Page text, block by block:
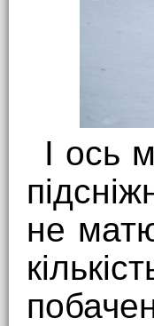
І ось
не